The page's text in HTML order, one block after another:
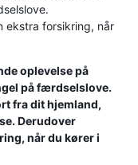
ekstra forsikring, når
oplevelse på
på færdselslove.
fra dit hjemland,
Derudover
når du kører i